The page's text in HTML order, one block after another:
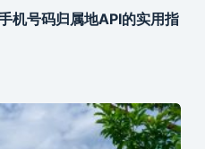
机号码归属地API的实用指